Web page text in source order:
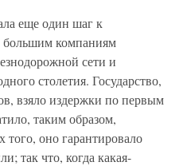
еще один шаг к
большим компаниям
сети и
столетия. Государство,
взяло издержки по первым
таким образом,
того, оно гарантировало
так что, когда какая-